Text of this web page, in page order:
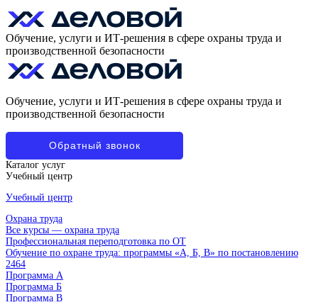
Обучение, услуги и ИТ-решения в сфере охраны труда и
производственной безопасности
Обучение, услуги и ИТ-решения в сфере охраны труда и
производственной безопасности
Обратный звонок
Каталог услуг
Учебный центр
Учебный центр
Охрана труда
Все курсы — охрана труда
Профессиональная переподготовка по ОТ
Обучение по охране труда: программы «А, Б, В» по постановлению
2464
Программа А
Программа Б
Программа В